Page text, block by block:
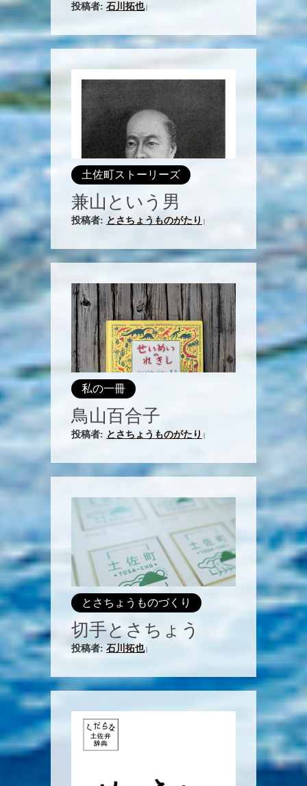
投稿者: 石川拓也|
土佐町ストーリーズ
兼山という男
投稿者: とさちょうものがたり
私の一冊
鳥山百合子
投稿者: とさちょうものがたり
とさちょうものづくり
切手とさちょう
投稿者: 石川拓也|